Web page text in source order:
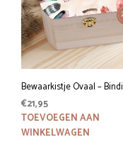
Bewaarkistje Ovaal – Bindi
€21,95
TOEVOEGEN AAN
WINKELWAGEN